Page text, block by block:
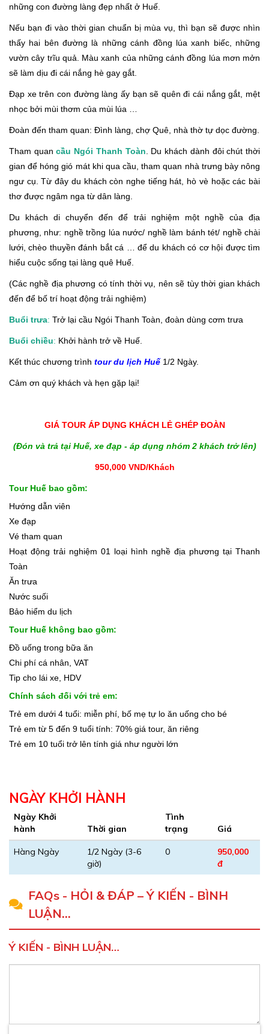
những con đường làng đẹp nhất ở Huế.
Nếu bạn đi vào thời gian chuẩn bị mùa vụ, thì bạn sẽ được nhìn
thấy hai bên đường là những cánh đồng lúa xanh biếc, những
vườn cây trĩu quả. Màu xanh của những cánh đồng lúa mơn mởn
sẽ làm dịu đi cái nắng hè gay gắt.
Đạp xe trên con đường làng ấy bạn sẽ quên đi cái nắng gắt, mệt
nhọc bởi mùi thơm của mùi lúa …
Đoàn đến tham quan: Đình làng, chợ Quê, nhà thờ tự dọc đường.
Tham quan cầu Ngói Thanh Toàn . Du khách dành đôi chút thời
gian để hóng gió mát khi qua cầu, tham quan nhà trưng bày nông
ngư cụ. Từ đây du khách còn nghe tiếng hát, hò vè hoặc các bài
thơ được ngâm nga từ dân làng.
Du khách di chuyển đến để trải nghiệm một nghề của địa
phương, như: nghề trồng lúa nước/ nghề làm bánh tét/ nghề chài
lưới, chèo thuyền đánh bắt cá … để du khách có cơ hội được tìm
hiểu cuộc sống tại làng quê Huế.
(Các nghề địa phương có tính thời vụ, nên sẽ tùy thời gian khách
đến để bố trí hoạt động trải nghiệm)
Buổi trưa: Trở lại cầu Ngói Thanh Toàn, đoàn dùng cơm trưa
Buổi chiều: Khởi hành trở về Huế.
Kết thúc chương trình tour du lịch Huế1/2 Ngày.
Cảm ơn quý khách và hẹn gặp lại!
GIÁ TOUR ÁP DỤNG KHÁCH LẺ GHÉP ĐOÀN
(Đón và trả tại Huế, xe đạp - áp dụng nhóm 2 khách trở lên)
950,000 VND/Khách
Tour Huế bao gồm:
Hướng dẫn viên
Xe đạp
Vé tham quan
Hoạt động trải nghiệm 01 loại hình nghề địa phương tại Thanh
Toàn
Ăn trưa
Nước suối
Bảo hiểm du lịch
Tour Huế không bao gồm:
Đồ uống trong bữa ăn
Chi phí cá nhân, VAT
Tip cho lái xe, HDV
Chính sách đối với trẻ em:
Trẻ em dưới 4 tuổi: miễn phí, bố mẹ tự lo ăn uống cho bé
Trẻ em từ 5 đến 9 tuổi tính: 70% giá tour, ăn riêng
Trẻ em 10 tuổi trở lên tính giá như người lớn
NGÀY KHỞI HÀNH
Ngày Khởi
hành
Thời gian
Tình
trạng
Giá
Hàng Ngày
1/2 Ngày (3-6
giờ)
0
950,000
đ
FAQs - HỎI & ĐÁP – Ý KIẾN - BÌNH
LUẬN…
Ý KIẾN - BÌNH LUẬN…